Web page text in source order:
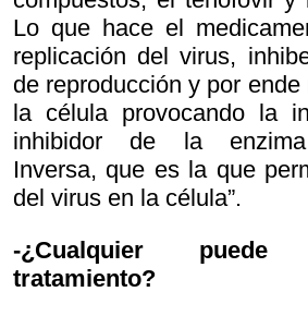
Lo que hace el
replicación del virus,
de reproducción y por
la célula provocando la
inhibidor de la enzima
Inversa, que es la que
del virus en la célula”.
-¿Cualquier
tratamiento?